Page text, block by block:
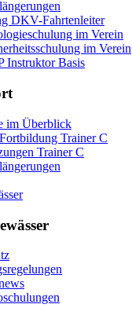
DKV-Fahrtenleiter
im Verein
im Verein
Instruktor Basis
im Überblick
Trainer C
Trainer C